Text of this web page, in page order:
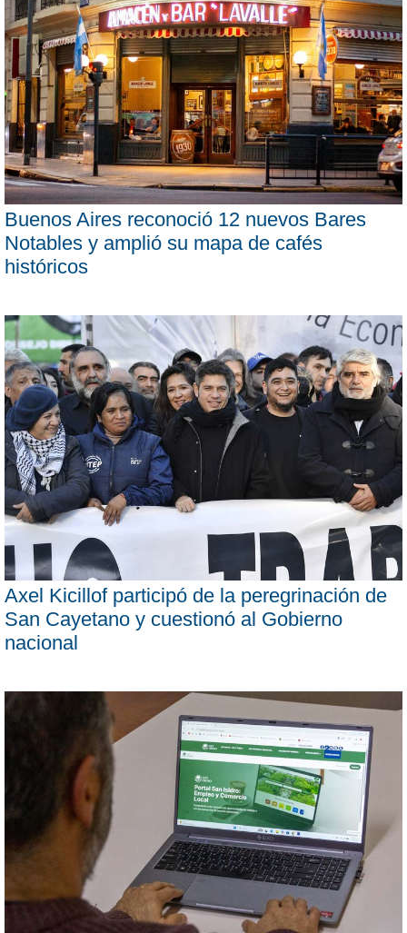
Buenos Aires reconoció 12 nuevos Bares
Notables y amplió su mapa de cafés
históricos
Axel Kicillof participó de la peregrinación de
San Cayetano y cuestionó al Gobierno
nacional